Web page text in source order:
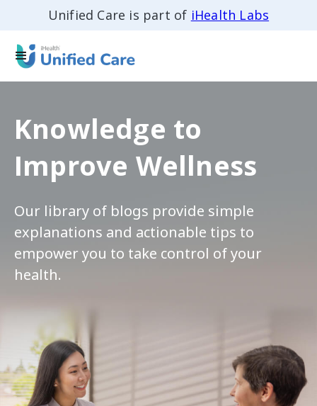
Unified Care is part of iHealth Labs
Knowledge to
Improve Wellness
Our library of blogs provide simple
explanations and actionable tips to
empower you to take control of your
health.